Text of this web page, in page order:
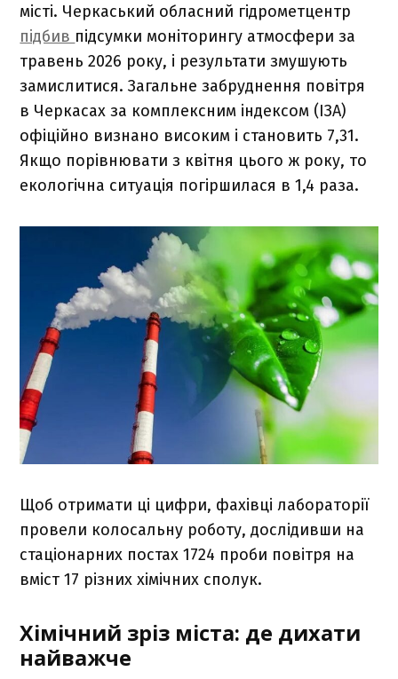
місті. Черкаський обласний гідрометцентр
підбив підсумки моніторингу атмосфери за
травень 2026 року, і результати змушують
замислитися. Загальне забруднення повітря
в Черкасах за комплексним індексом (ІЗА)
офіційно визнано високим і становить 7,31.
Якщо порівнювати з квітня цього ж року, то
екологічна ситуація погіршилася в 1,4 раза.
Щоб отримати ці цифри, фахівці лабораторії
провели колосальну роботу, дослідивши на
стаціонарних постах 1724 проби повітря на
вміст 17 різних хімічних сполук.
Хімічний зріз міста: де дихати
найважче